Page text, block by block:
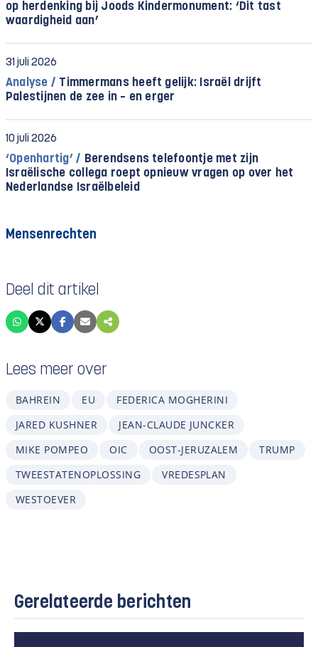
op herdenking bij Joods Kindermonument: ‘Dit tast
waardigheid aan’
31 juli 2026
Analyse / Timmermans heeft gelijk: Israël drijft
Palestijnen de zee in – en erger
10 juli 2026
‘Openhartig’ / Berendsens telefoontje met zijn
Israëlische collega roept opnieuw vragen op over het
Nederlandse Israëlbeleid
Mensenrechten
Deel dit artikel
Lees meer over
BAHREIN EU
FEDERICA MOGHERINI
JARED KUSHNER
JEAN-CLAUDE JUNCKER
MIKE POMPEO
OIC OOST-JERUZALEM
TRUMP
TWEESTATENOPLOSSING
VREDESPLAN
WESTOEVER
Gerelateerde berichten